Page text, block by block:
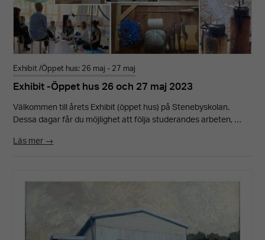
Exhibit /Öppet hus: 26 maj - 27 maj
Exhibit -Öppet hus 26 och 27 maj 2023
Välkommen till årets Exhibit (öppet hus) på Stenebyskolan.
Dessa dagar får du möjlighet att följa studerandes arbeten, …
Läs mer →